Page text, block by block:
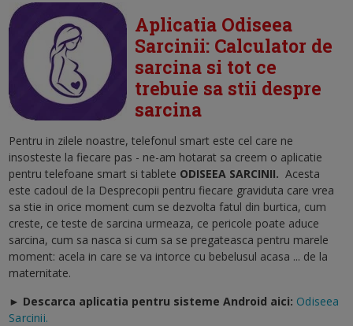
Aplicatia Odiseea
Sarcinii: Calculator de
sarcina si tot ce
trebuie sa stii despre
sarcina
Pentru in zilele noastre, telefonul smart este cel care ne
insosteste la fiecare pas - ne-am hotarat sa creem o aplicatie
pentru telefoane smart si tablete ODISEEA SARCINII. Acesta
este cadoul de la Desprecopii pentru fiecare graviduta care vrea
sa stie in orice moment cum se dezvolta fatul din burtica, cum
creste, ce teste de sarcina urmeaza, ce pericole poate aduce
sarcina, cum sa nasca si cum sa se pregateasca pentru marele
moment: acela in care se va intorce cu bebelusul acasa ... de la
maternitate.
► Descarca aplicatia pentru sisteme Android aici: Odiseea
Sarcinii.